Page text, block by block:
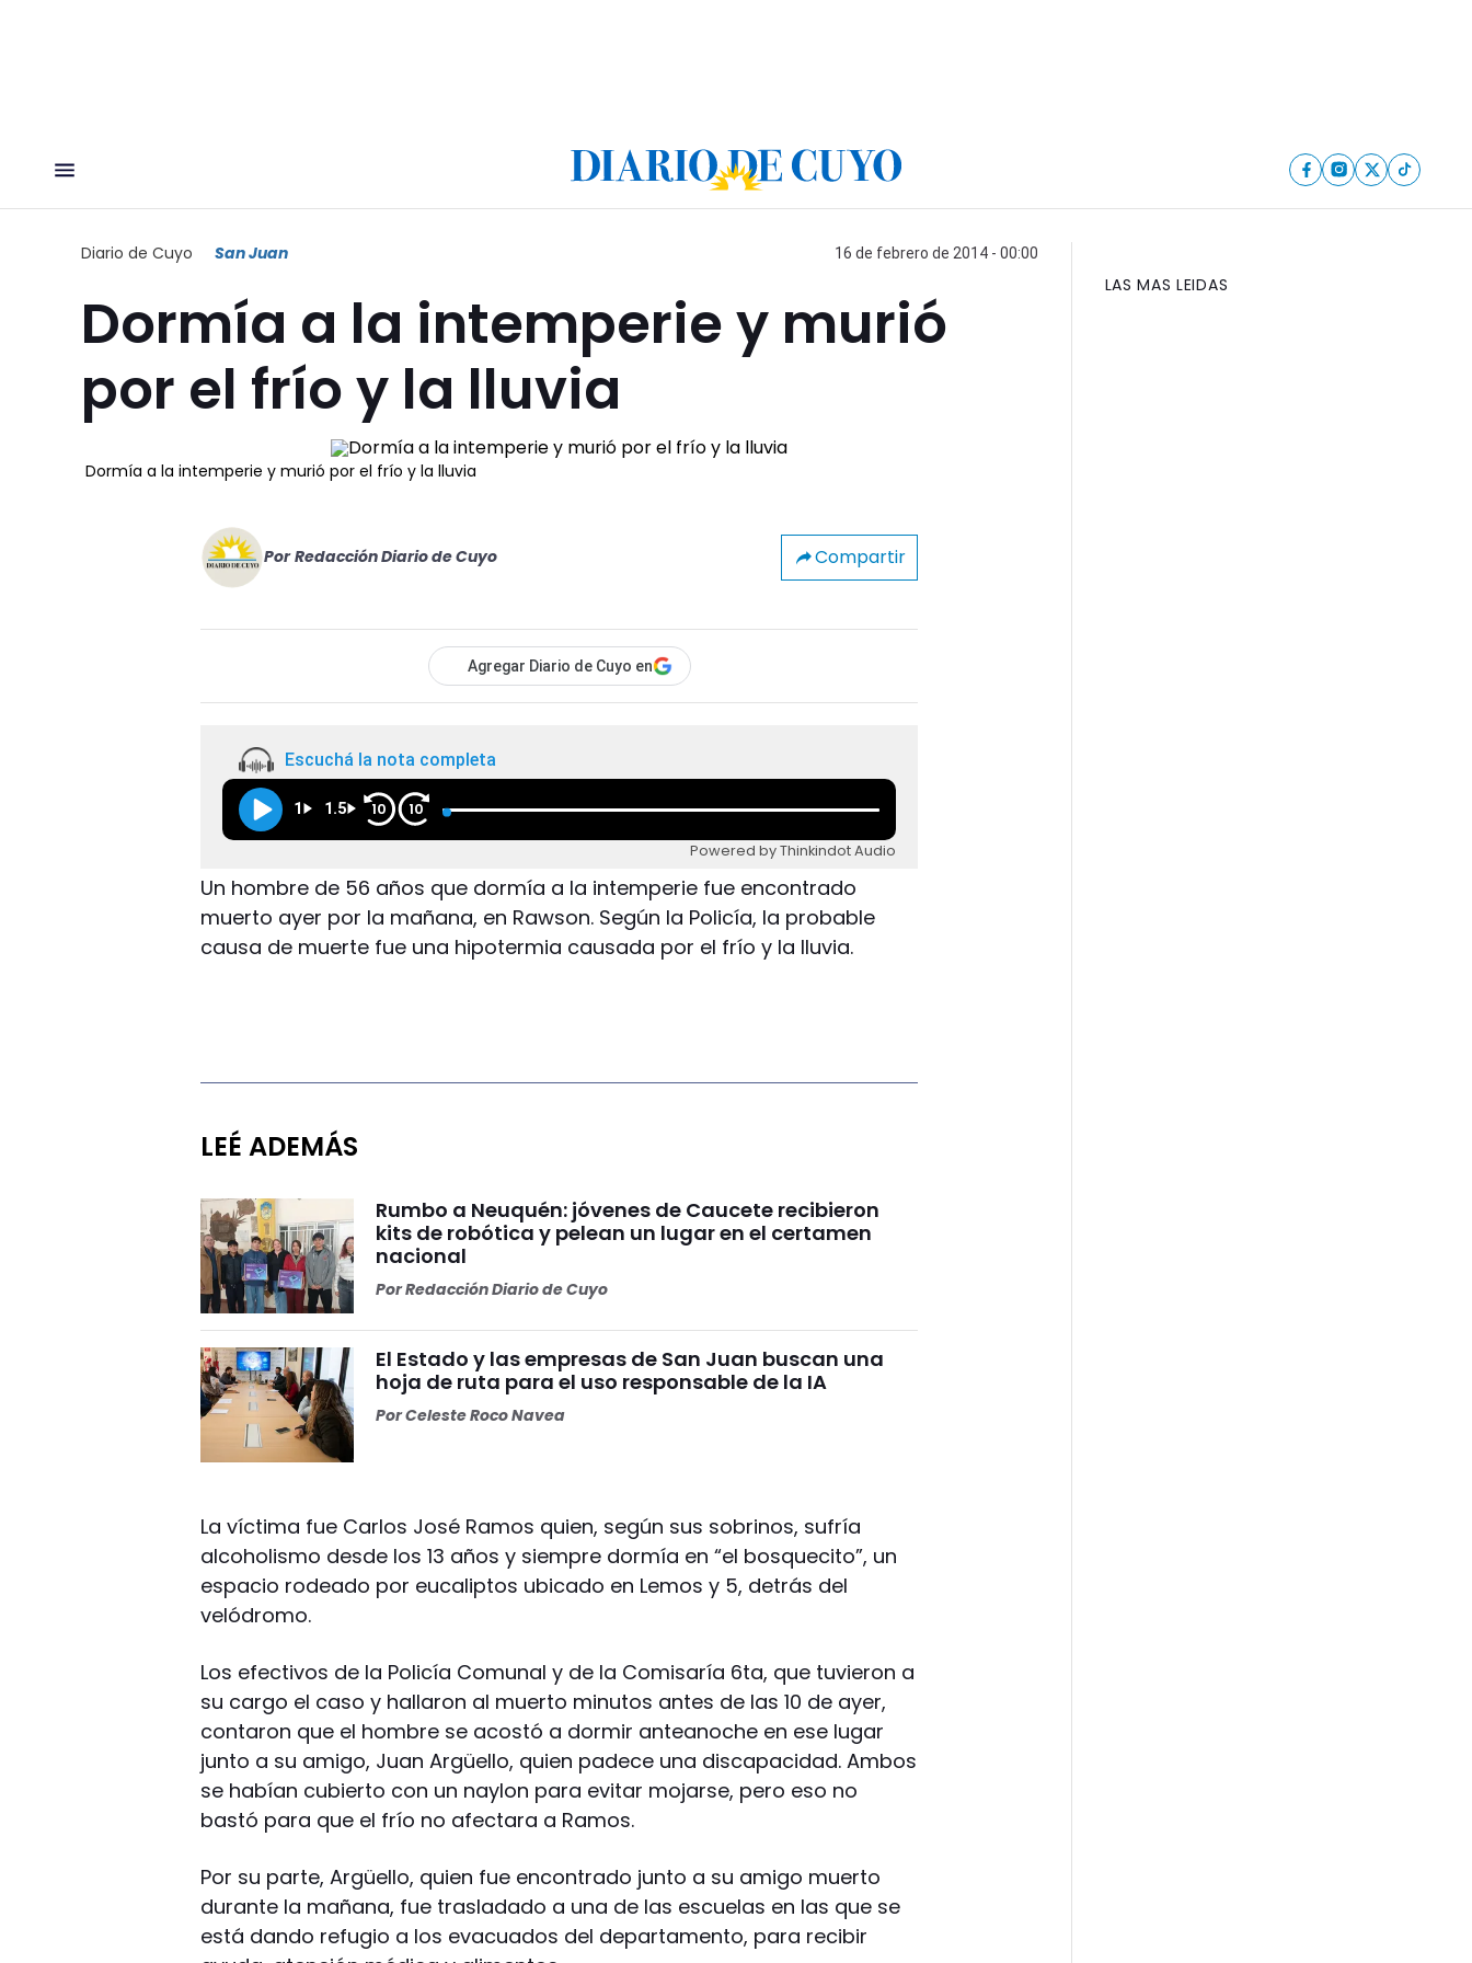
Diario de Cuyo San Juan 16 de febrero de 2014 - 00:00
Dormía a la intemperie y murió
por el frío y la lluvia
Dormía a la intemperie y murió por el frío y la lluvia
Por Redacción Diario de Cuyo Compartir
Agregar Diario de Cuyo en
Escuchá la nota completa
1 1.5 10 10
Powered by Thinkindot Audio
Un hombre de 56 años que dormía a la intemperie fue encontrado
muerto ayer por la mañana, en Rawson. Según la Policía, la probable
causa de muerte fue una hipotermia causada por el frío y la lluvia.
LEÉ ADEMÁS
Rumbo a Neuquén: jóvenes de Caucete recibieron
kits de robótica y pelean un lugar en el certamen
nacional
PorRedacción Diario de Cuyo
El Estado y las empresas de San Juan buscan una
hoja de ruta para el uso responsable de la IA
PorCeleste Roco Navea
La víctima fue Carlos José Ramos quien, según sus sobrinos, sufría
alcoholismo desde los 13 años y siempre dormía en “el bosquecito”, un
espacio rodeado por eucaliptos ubicado en Lemos y 5, detrás del
velódromo.
Los efectivos de la Policía Comunal y de la Comisaría 6ta, que tuvieron a
su cargo el caso y hallaron al muerto minutos antes de las 10 de ayer,
contaron que el hombre se acostó a dormir anteanoche en ese lugar
junto a su amigo, Juan Argüello, quien padece una discapacidad. Ambos
se habían cubierto con un naylon para evitar mojarse, pero eso no
bastó para que el frío no afectara a Ramos.
Por su parte, Argüello, quien fue encontrado junto a su amigo muerto
durante la mañana, fue trasladado a una de las escuelas en las que se
está dando refugio a los evacuados del departamento, para recibir
LAS MAS LEIDAS